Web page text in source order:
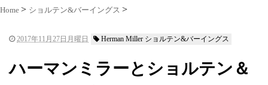
Home ショルテン&バーイングス
2017年11月27日月曜日 Herman Miller ショルテン&バーイングス
ハーマンミラーとショルテン＆